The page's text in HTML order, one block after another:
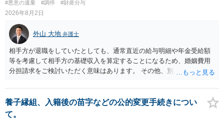
#悪意の遺棄
#調停 #財産分与
2026年8月2日
外山 大地 弁護士
相手方が退職をしていたとしても、通常直近の給与明細や年金受給額
等を考慮して相手方の基礎収入を算定することになるため、婚姻費用
分担請求をご検討いただく意味はあります。 その他、別居の経緯、質
て、ご検討いただくのが良いかと思います。
養子縁組、入籍後の苗字などの公的変更手続きについ
て。